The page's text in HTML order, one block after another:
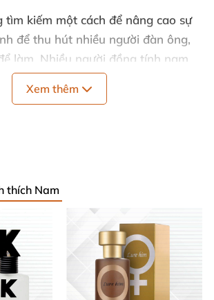
tìm kiếm một cách để nâng cao sự
để thu hút nhiều người đàn ông,
làm . Nhiều người đồng tính nam
đàn ông không chú ý đến họ
ngay lập tức sau khi sử dụng
Xem thêm
thích Nam